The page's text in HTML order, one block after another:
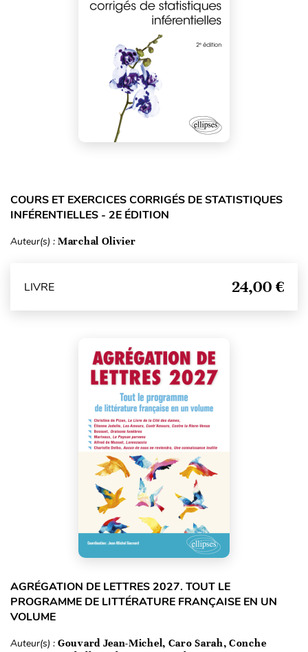
COURS ET EXERCICES CORRIGÉS DE STATISTIQUES
INFÉRENTIELLES - 2E ÉDITION
Auteur(s) : Marchal Olivier
LIVRE 24,00 €
AGRÉGATION DE LETTRES 2027. TOUT LE
PROGRAMME DE LITTÉRATURE FRANÇAISE EN UN
VOLUME
Auteur(s) : Gouvard Jean-Michel, Caro Sarah, Conche